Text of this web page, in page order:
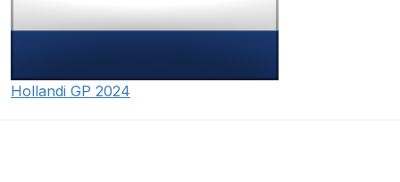
Hollandi GP 2024